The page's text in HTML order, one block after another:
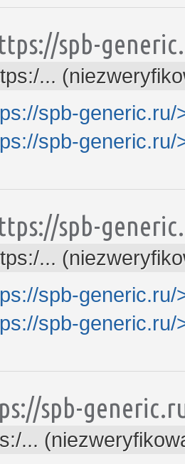
spb-
...
spb-generic.ru/
spb-generic.ru/
spb-
...
spb-generic.ru/
spb-generic.ru/
spb-
...